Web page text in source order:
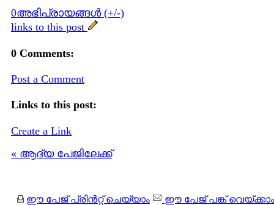
0അഭിപ്രായങ്ങള്‍ (+/-)
links to this post
0 Comments:
Post a Comment
Links to this post:
Create a Link
« ആദ്യ പേജിലേക്ക്
ഈ പേജ് പ്രിന്‍റ്റ് ചെയ്യാം ഈ പേജ് പങ്ക് വെയ്ക്കാം